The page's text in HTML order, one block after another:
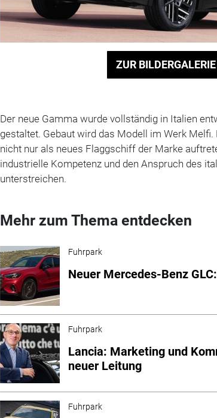
ZUR BILDERGALERIE
Der neue Gamma wurde vollständig in Italien
gestaltet. Gebaut wird das Modell im Werk
nicht nur als neues Flaggschiff der Marke
industrielle Kompetenz und den Anspruch des
unterstreichen.
Mehr zum Thema entdecken
Fuhrpark
Neuer Mercedes-Benz
Fuhrpark
Lancia: Marketing und
neuer Leitung
Fuhrpark